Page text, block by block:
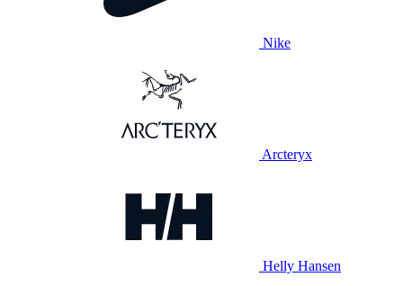
Nike
Arcteryx
Helly Hansen